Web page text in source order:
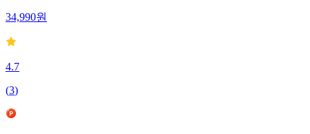
34,990원
4.7
(3)